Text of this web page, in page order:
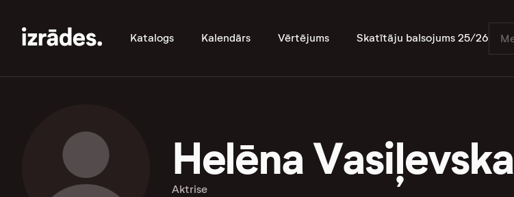
Katalogs Kalendārs Vērtējums Skatītāju balsojums 25/26
Helēna Vasiļevska
Aktrise